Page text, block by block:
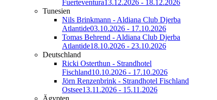
Fuerteventura13.12.2026 - 18.12.2026
Tunesien
Nils Brinkmann - Aldiana Club Djerba
Atlantide03.10.2026 - 17.10.2026
Tomas Behrend - Aldiana Club Djerba
Atlantide18.10.2026 - 23.10.2026
Deutschland
Ricki Osterthun - Strandhotel
Fischland10.10.2026 - 17.10.2026
Jörn Renzenbrink - Strandhotel Fischland
Ostsee13.11.2026 - 15.11.2026
Ägypten